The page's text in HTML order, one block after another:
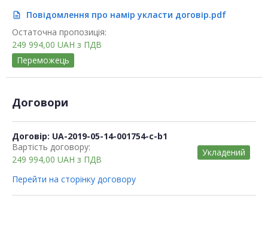
description
Повідомлення про намір укласти договір.pdf
Остаточна пропозиція:
249 994,00 UAH з ПДВ
Переможець
Договори
Договір: UA-2019-05-14-001754-c-b1
Вартість договору:
249 994,00 UAH з ПДВ
Укладений
Перейти на сторінку договору